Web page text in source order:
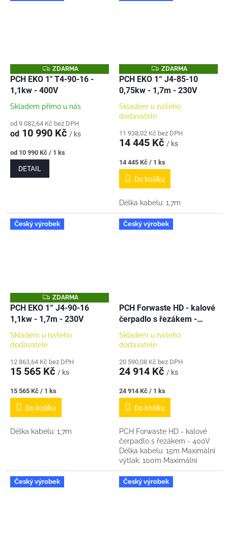
Z
D
R
A
ZDARMA
PCH EKO 1" T4-90-16 -
1,1kw - 400V
Skladem přímo u nás
od 9 082,64 Kč bez DPH
od 10 990 Kč / ks
Měrná
cena:
od 10 990 Kč / 1 ks
DETAIL
Z
D
R
M
A
ZDARMA
PCH EKO 1“ J4-85-10
0,75kw - 1,7m - 230V
Skladem u našeho
dodavatele
11 938,02 Kč bez DPH
14 445 Kč / ks
Měrná
cena:
14 445 Kč / 1 ks
Do košíku
Délka kabelu: 1,7m
Český výrobek
Z
D
R
A
ZDARMA
PCH EKO 1“ J4-90-16
1,1kw - 1,7m - 230V
Skladem u našeho
dodavatele
12 863,64 Kč bez DPH
15 565 Kč / ks
Měrná
cena:
15 565 Kč / 1 ks
Do košíku
Délka kabelu: 1,7m
Český výrobek
PCH Forwaste HD - kalové
čerpadlo s řezákem -
400V, 15m
Skladem u našeho
dodavatele
20 590,08 Kč bez DPH
24 914 Kč / ks
Měrná
cena:
24 914 Kč / 1 ks
Do košíku
PCH Forwaste HD - kalové
čerpadlo s řezákem - 400V
Délka kabelu: 15m Maximální
výtlak: 100m Maximální
průtok: 3,3m3/hod Čerpadlo
má výstupní závit 6/4" vnější
!!! ...
Český výrobek Český výrobek